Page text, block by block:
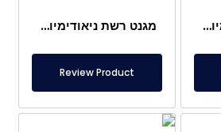
מגנט רשת ניאודימיום 250×400 מ"מ מגנט רשת ניאודימיום חזק במיוחד 1000×300 מ"מ
Review Product